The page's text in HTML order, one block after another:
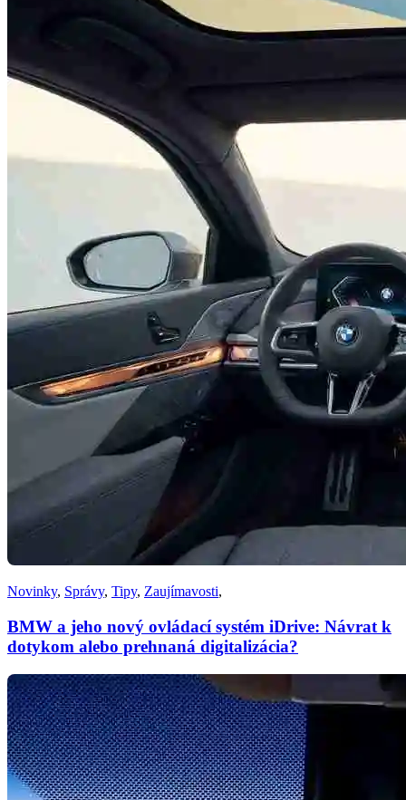
Novinky, Správy, Tipy, Zaujímavosti,
BMW a jeho nový ovládací systém iDrive: Návrat k
dotykom alebo prehnaná digitalizácia?